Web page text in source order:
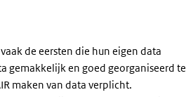
de eersten die hun eigen data
gemakkelijk en goed georganiseerd te
maken van data verplicht.